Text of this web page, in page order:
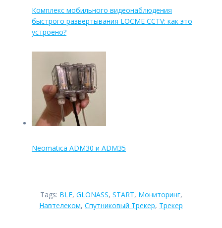
Комплекс мобильного видеонаблюдения
быстрого развертывания LOCME CCTV: как это
устроено?
Neomatica ADM30 и ADM35
Tags: BLE, GLONASS, START, Мониторинг,
Навтелеком, Спутниковый Трекер, Трекер